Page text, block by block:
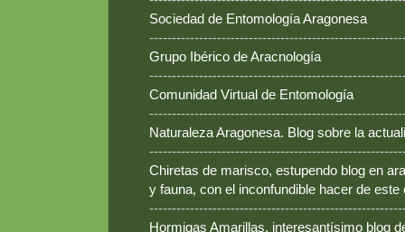
Sociedad de Entomología Aragonesa
Grupo Ibérico de Aracnología
Comunidad Virtual de Entomología
Naturaleza Aragonesa. Blog sobre la
Chiretas de marisco, estupendo blog en
y fauna, con el inconfundible hacer de este
Hormigas Amarillas, interesantísimo blog